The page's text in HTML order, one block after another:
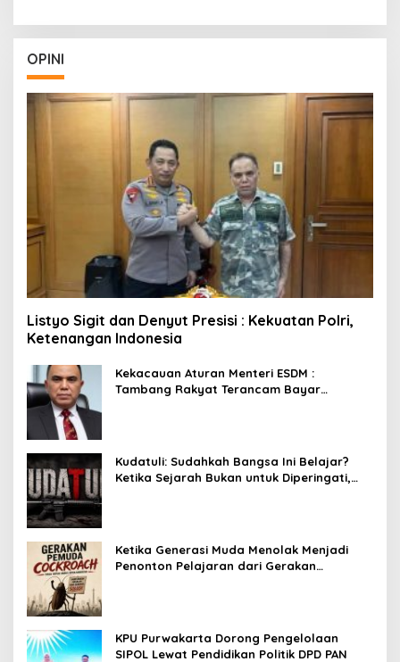
OPINI
Listyo Sigit dan Denyut Presisi : Kekuatan Polri,
Ketenangan Indonesia
Kekacauan Aturan Menteri ESDM :
Tambang Rakyat Terancam Bayar
Kudatuli: Sudahkah Bangsa Ini Belajar?
Ketika Sejarah Bukan untuk Diperingati,
Ketika Generasi Muda Menolak Menjadi
Penonton Pelajaran dari Gerakan
KPU Purwakarta Dorong Pengelolaan
SIPOL Lewat Pendidikan Politik DPD PAN